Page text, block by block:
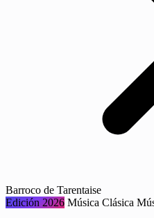
Barroco de Tarentaise
Edición 2026 Música Clásica